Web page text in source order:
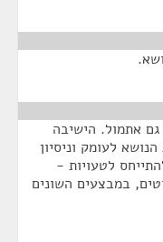
אתמול. הישיבה
לעומק וניסיון
לטעויות -
במבצעים השונים